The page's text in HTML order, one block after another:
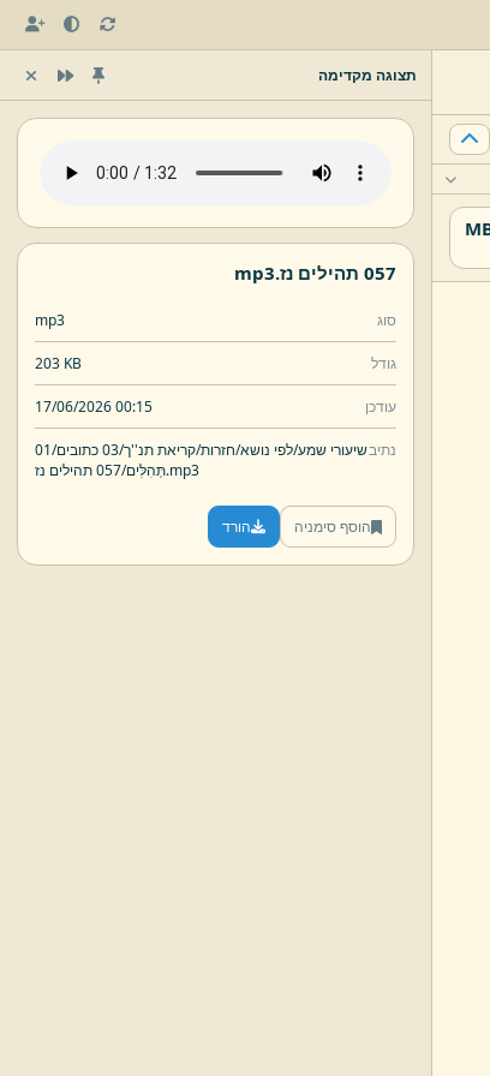
תצוגה מקדימה
057 תהילים נז. mp3
סוג mp3
גודל 203 KB
עודכן 17/06/2026 00:15
נתיבשיעורי שמע/לפי נושא/חזרות/קריאת תנ''ך/03 כתובים/
01
תְּהִלִּים/057 תהילים נז.mp3
הוסף סימניה הורד